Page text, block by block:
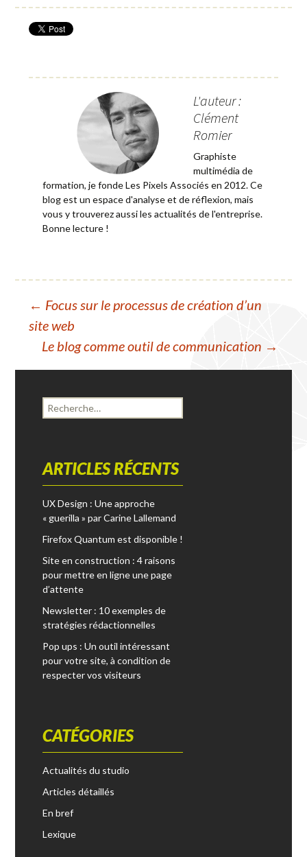
L'auteur :
Clément
Romier
Graphiste
multimédia de
formation, je fonde Les Pixels Associés en 2012. Ce
blog est un espace d'analyse et de réflexion, mais
vous y trouverez aussi les actualités de l'entreprise.
Bonne lecture !
Navigation
des
← Focus sur le processus de création d’un
site web
Le blog comme outil de communication →
R
e
e
r
h
e
r
:
ARTICLES RÉCENTS
UX Design : Une approche
« guerilla » par Carine Lallemand
Firefox Quantum est disponible !
Site en construction : 4 raisons
pour mettre en ligne une page
d’attente
Newsletter : 10 exemples de
stratégies rédactionnelles
Pop ups : Un outil intéressant
pour votre site, à condition de
respecter vos visiteurs
CATÉGORIES
Actualités du studio
Articles détaillés
En bref
Lexique